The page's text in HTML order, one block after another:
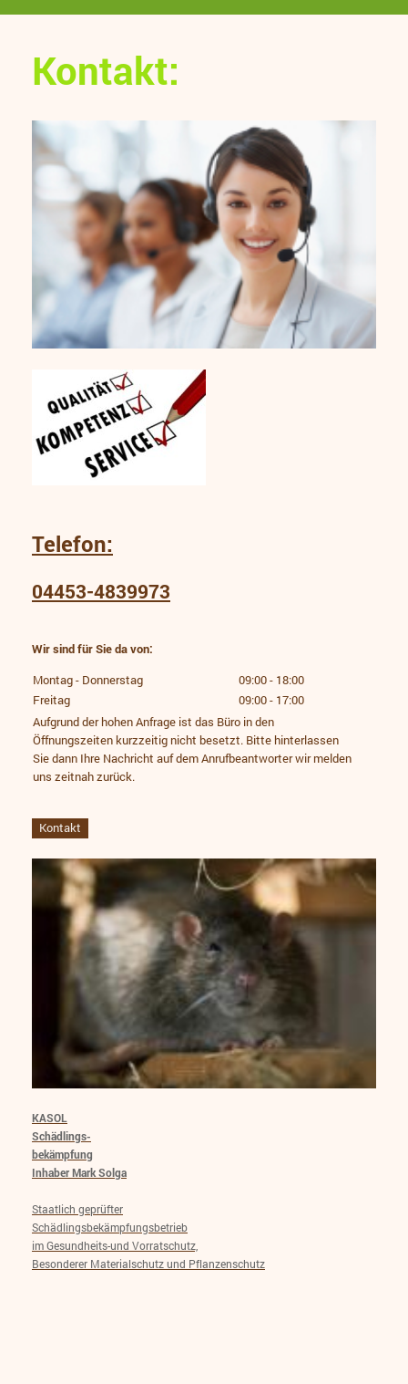
Kontakt:
Telefon:
04453-4839973
Wir sind für Sie da von:
Montag - Donnerstag 09:00- 18:00
Freitag
09:00- 17:00
Aufgrund der hohen Anfrage ist das Büro in den
Öffnungszeiten kurzzeitig nicht besetzt. Bitte hinterlassen
Sie dann Ihre Nachricht auf dem Anrufbeantworter wir melden
uns zeitnah zurück.
Kontakt
KASOL
Schädlings-
bekämpfung
Inhaber Mark Solga
Staatlich geprüfter
Schädlingsbekämpfungsbetrieb
im Gesundheits-und Vorratschutz,
Besonderer Materialschutz und Pflanzenschutz